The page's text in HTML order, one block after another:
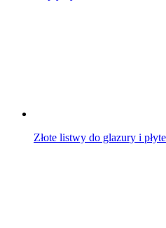
Złote listwy do glazury i